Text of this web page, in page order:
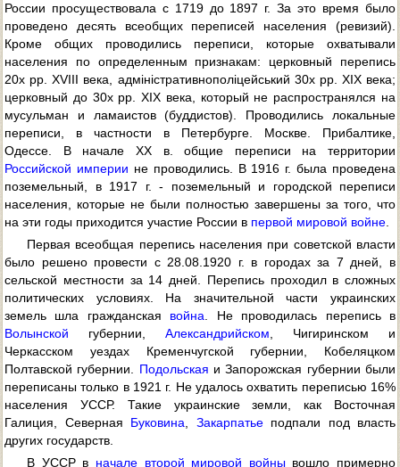
России просуществовала с 1719 до 1897 г. За это время было
проведено десять всеобщих переписей населения (ревизий).
Кроме общих проводились переписи, которые охватывали
населения по определенным признакам: церковный перепись
20х pp. XVIII века, адміністративнополіцейський 30х pp. XIX века;
церковный до 30х pp. XIX века, который не распространялся на
мусульман и ламаистов (буддистов). Проводились локальные
переписи, в частности в Петербурге. Москве. Прибалтике,
Одессе. В начале XX в. общие переписи на территории
Российской империи не проводились. В 1916 г. была проведена
поземельный, в 1917 г. - поземельный и городской переписи
населения, которые не были полностью завершены за того, что
на эти годы приходится участие России в первой мировой войне
Первая всеобщая перепись населения при советской власти
было решено провести с 28.08.1920 г. в городах за 7 дней, в
сельской местности за 14 дней. Перепись проходил в сложных
политических условиях. На значительной части украинских
земель шла гражданская война . Не проводилась перепись в
Волынской губернии, Александрийском , Чигиринском и
Черкасском уездах Кременчугской губернии, Кобеляцком
Полтавской губернии. Подольская и Запорожская губернии были
переписаны только в 1921 г. Не удалось охватить переписью 16%
населения УССР. Такие украинские земли, как Восточная
Галиция, Северная Буковина Закарпатьеподпали под власть
других государств.
В УССР в начале второй мировой войнывошло примерно